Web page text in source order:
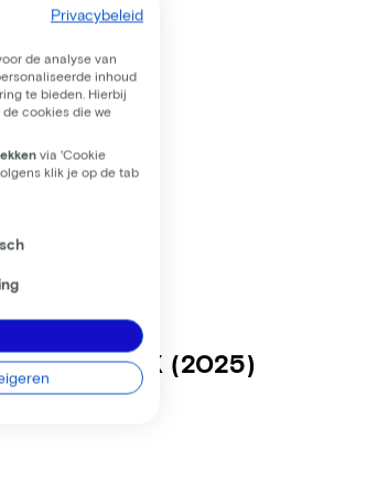
SLX (2025)
Privacybeleid
de analyse van
inhoud
te bieden. Hierbij
de cookies die we
via 'Cookie
klik je op de tab